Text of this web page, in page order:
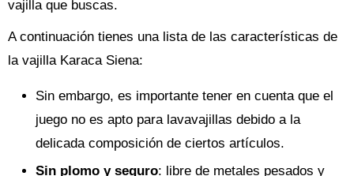
vajilla que buscas.
A continuación tienes una lista de las características de
la vajilla Karaca Siena:
Sin embargo, es importante tener en cuenta que el
juego no es apto para lavavajillas debido a la
delicada composición de ciertos artículos.
Sin plomo y seguro: libre de metales pesados y